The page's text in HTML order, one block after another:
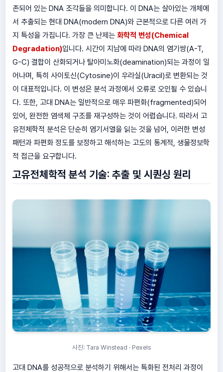
존되어 있는 DNA 조각들을 의미합니다. 이 DNA는 살아있는 개체에
서 추출되는 현대 DNA(modern DNA)와 근본적으로 다른 여러 가
지 특성을 가집니다. 가장 큰 난제는 화학적 변성(Chemical
Degradation)입니다. 시간이 지남에 따라 DNA의 염기쌍(A-T,
G-C) 결합이 산화되거나 탈아미노화(deamination)되는 과정이 일
어나며, 특히 사이토신(Cytosine)이 우라실(Uracil)로 변환되는 것
이 대표적입니다. 이 변성은 분석 과정에서 오류로 오인될 수 있습니
다. 또한, 고대 DNA는 일반적으로 매우 파편화(fragmented)되어
있어, 완전한 염색체 구조를 재구성하는 것이 어렵습니다. 따라서 고
유전체학적 분석은 단순히 염기서열을 읽는 것을 넘어, 이러한 변성
패턴과 파편화 정도를 보정하고 해석하는 고도의 통계적, 생물정보학
적 접근을 요구합니다.
고유전체학적 분석 기술: 추출 및 시퀀싱 원리
사진: Tara Winstead · Pexels
고대 DNA를 성공적으로 분석하기 위해서는 특화된 전처리 과정이